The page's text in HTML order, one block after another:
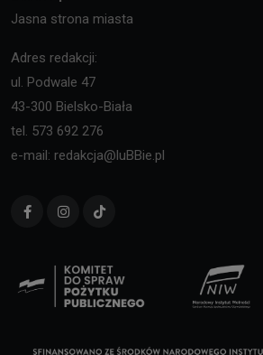
Jasna strona miasta
Adres redakcji:
ul. Podwale 47
43-300 Bielsko-Biała
tel. 573 692 276
e-mail: redakcja@luBBie.pl